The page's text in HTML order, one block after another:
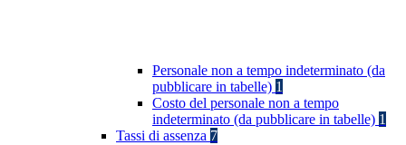
Personale non a tempo indeterminato (da
pubblicare in tabelle) 1
Costo del personale non a tempo
indeterminato (da pubblicare in tabelle) 1
Tassi di assenza 7